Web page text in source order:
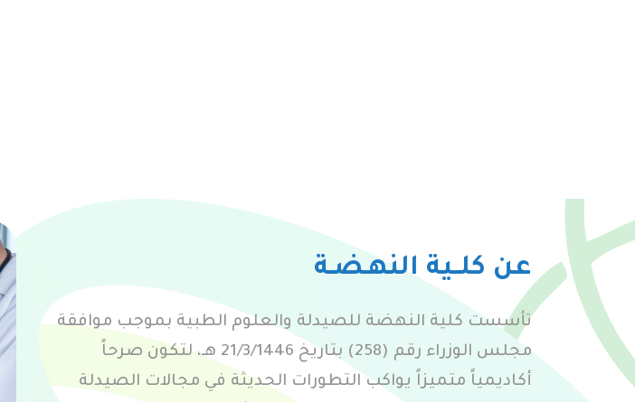
عن كلــية النهـضـة
تأسست كلية النهضة للصيدلة والعلوم الطبية بموجب موافقة
مجلس الوزراء رقم (258) بتاريخ 21/3/1446 هـ، لتكون صرحاً
أكاديمياً متميزاً يواكب التطورات الحديثة في مجالات الصيدلة